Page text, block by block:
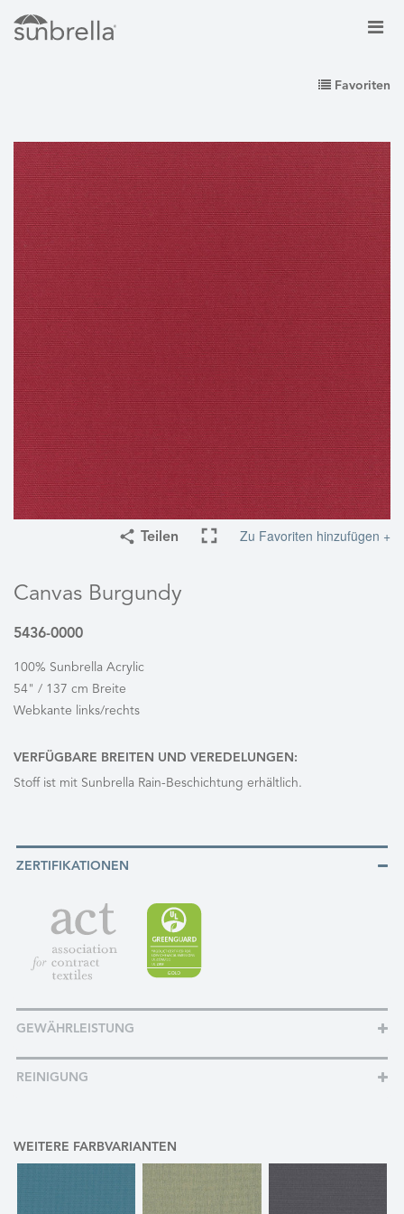
Favoriten
Teilen Zu Favoriten hinzufügen +
Canvas Burgundy
5436-0000
100% Sunbrella Acrylic
54" / 137 cm Breite
Webkante links/rechts
VERFÜGBARE BREITEN UND VEREDELUNGEN:
Stoff ist mit Sunbrella Rain-Beschichtung erhältlich.
ZERTIFIKATIONEN
GEWÄHRLEISTUNG
REINIGUNG
WEITERE FARBVARIANTEN